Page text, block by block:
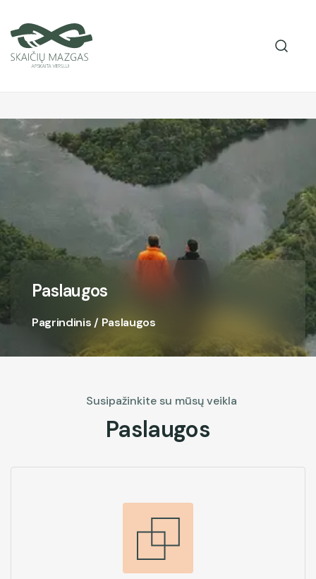
Paslaugos
Pagrindinis / Paslaugos
Susipažinkite su mūsų veikla
Paslaugos